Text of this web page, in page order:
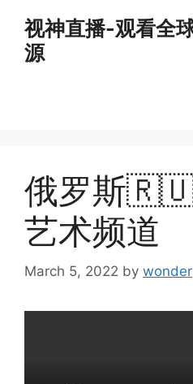
content
视神直播-观看全
源
俄罗斯
艺术频道
March 5, 2022 by wonder